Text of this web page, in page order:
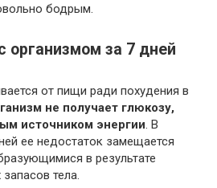
бодрым.
организмом за 7 дней
от пищи ради похудения в
не получает глюкозу,
источником энергии. В
ее недостаток замещается
в результате
тела.